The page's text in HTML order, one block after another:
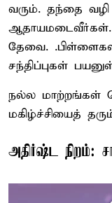
வரும். தந்தை
ஆதாயமடைவீர்கள்.
தேவை.
சந்திப்புகள்
நல்ல மாற்றங்கள்
மகிழ்ச்சியைத்
அதிர்ஷ்ட நிறம்: